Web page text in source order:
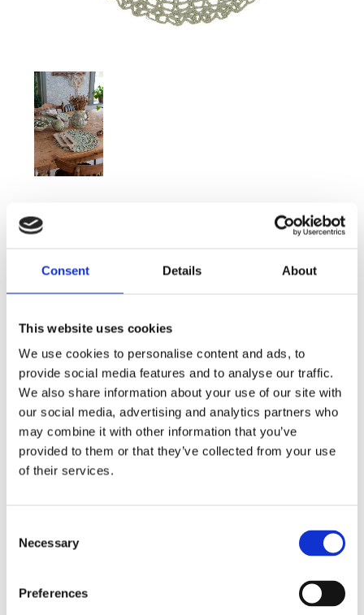
Consent Details About
This website uses cookies
We use cookies to personalise content and ads, to
provide social media features and to analyse our traffic.
We also share information about your use of our site with
our social media, advertising and analytics partners who
may combine it with other information that you’ve
provided to them or that they’ve collected from your use
of their services.
Selection
Necessary
Preferences
69,00
FLER FÄRGER
Antal
st KÖP Lägg
Lagerstatus 2 st i lager Artikelnr 250101-038-43
Tillverkare
Fondaco